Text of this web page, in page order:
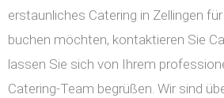
erstaunliches Catering in Zellingen
buchen möchten, kontaktieren Sie
lassen Sie sich von Ihrem
Catering-Team begrüßen. Wir sind